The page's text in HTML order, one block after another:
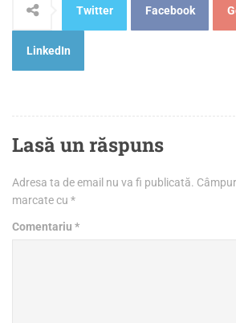
Twitter Facebook
LinkedIn
Lasă un răspuns
Adresa ta de email nu va fi publicată.
marcate cu *
Comentariu *